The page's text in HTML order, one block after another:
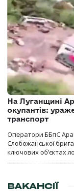
На Луганщині
окупантів:
транспорт
Оператори ББпС
Слобожанської
ключових об’єктах
ВАКАНСІЇ